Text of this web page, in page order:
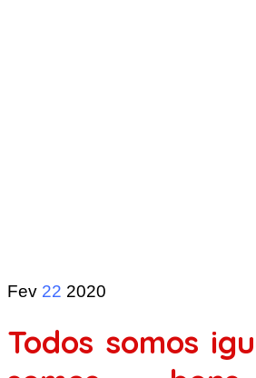
Fev 22 2020
Todos somos